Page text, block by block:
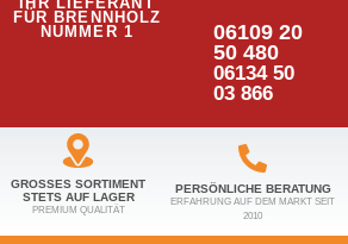
FÜR BRENNHOLZ
NUMMER 1
06109 20
50 480
06134 50
03 866
GROSSES SORTIMENT S
TETS AUF LAGER
PREMIUM QUALITÄT
PERSÖNLICHE BERATUNG
ERFAHRUNG AUF DEM MARKT SEIT
2010